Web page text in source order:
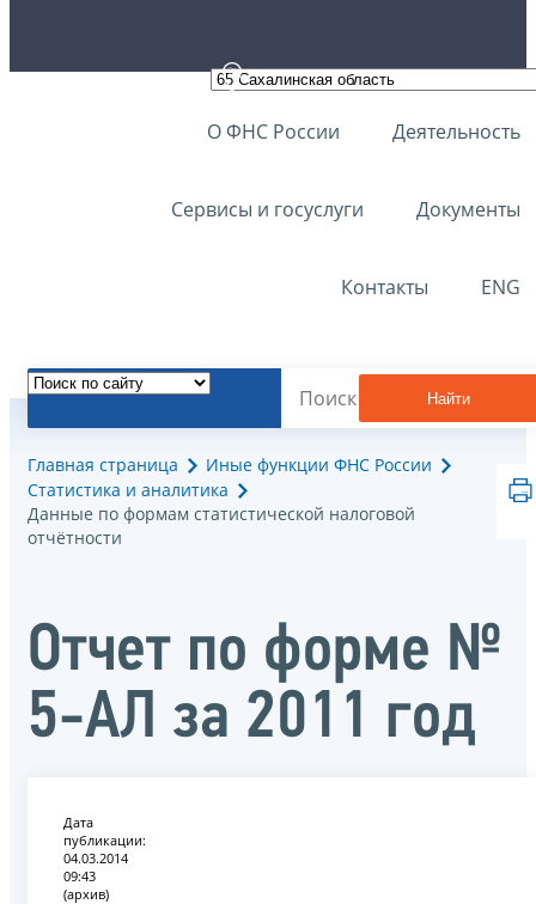
О ФНС России Деятельность
Сервисы и госуслуги Документы
Контакты ENG
Найти
Главная страница
Иные функции ФНС России
Статистика и аналитика
Данные по формам статистической налоговой
отчётности
Отчет по форме №
5-АЛ за 2011 год
Дата
публикации:
04.03.2014
09:43
(архив)